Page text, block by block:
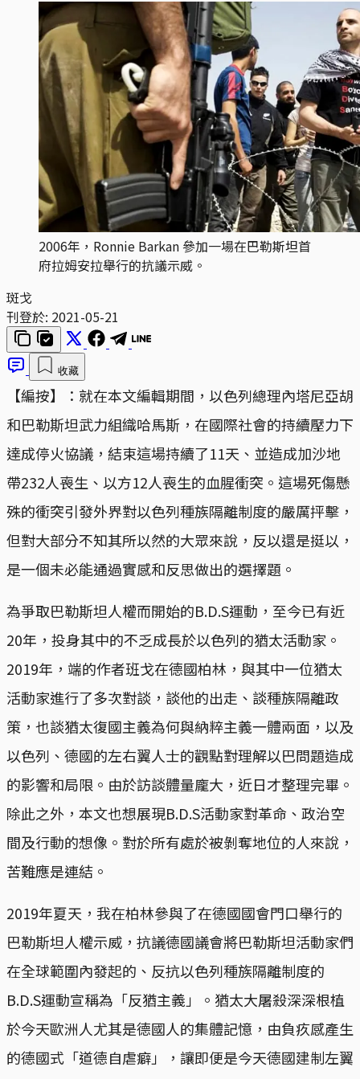
2006年，Ronnie Barkan 參加一場在巴勒斯坦首
府拉姆安拉舉行的抗議示威。
斑戈
刊登於: 2021-05-21
收藏
【編按】：就在本文編輯期間，以色列總理內塔尼亞胡
和巴勒斯坦武力組織哈馬斯，在國際社會的持續壓力下
達成停火協議，結束這場持續了11天、並造成加沙地
帶232人喪生、以方12人喪生的血腥衝突。這場死傷懸
殊的衝突引發外界對以色列種族隔離制度的嚴厲抨擊，
但對大部分不知其所以然的大眾來說，反以還是挺以，
是一個未必能通過實感和反思做出的選擇題。
為爭取巴勒斯坦人權而開始的B.D.S運動，至今已有近
20年，投身其中的不乏成長於以色列的猶太活動家。
2019年，端的作者班戈在德國柏林，與其中一位猶太
活動家進行了多次對談，談他的出走、談種族隔離政
策，也談猶太復國主義為何與納粹主義一體兩面，以及
以色列、德國的左右翼人士的觀點對理解以巴問題造成
的影響和局限。由於訪談體量龐大，近日才整理完畢。
除此之外，本文也想展現B.D.S活動家對革命、政治空
間及行動的想像。對於所有處於被剝奪地位的人來說，
苦難應是連結。
2019年夏天，我在柏林參與了在德國國會門口舉行的
巴勒斯坦人權示威，抗議德國議會將巴勒斯坦活動家們
在全球範圍內發起的、反抗以色列種族隔離制度的
B.D.S運動宣稱為「反猶主義」。猶太大屠殺深深根植
於今天歐洲人尤其是德國人的集體記憶，由負疚感產生
的德國式「道德自虐癖」，讓即便是今天德國建制左翼